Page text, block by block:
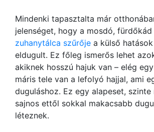
Mindenki tapasztalta már
jelenséget, hogy a mosdó,
zuhanytálca szűrője a külső
eldugult. Ez főleg ismerős lehet
akiknek hosszú hajuk van – elég
máris tele van a lefolyó hajjal, ami
duguláshoz. Ez egy alapeset, szinte
sajnos ettől sokkal makacsabb
léteznek.